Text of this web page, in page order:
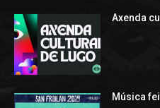
Axenda
Música